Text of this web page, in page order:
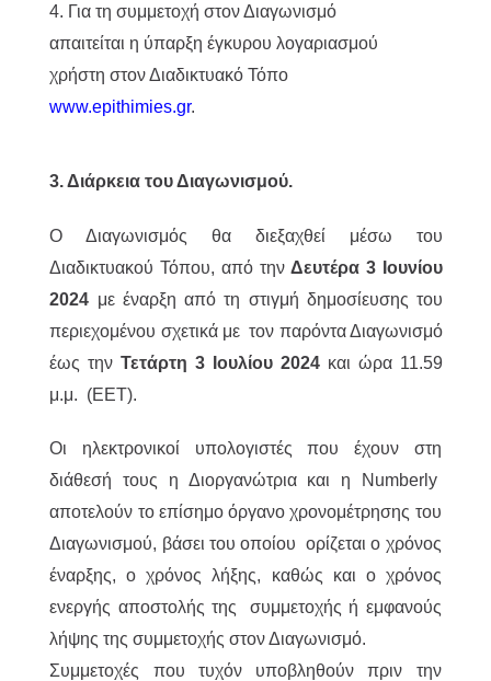
4. Για τη συμμετοχή στον Διαγωνισμό
απαιτείται η ύπαρξη έγκυρου λογαριασμού
χρήστη στον Διαδικτυακό Τόπο
www.epithimies.gr.
3. Διάρκεια του Διαγωνισμού.
Ο Διαγωνισμός θα διεξαχθεί μέσω του
Διαδικτυακού Τόπου, από τηνΔευτέρα 3 Ιουνίου
2024 με έναρξη από τη στιγμή δημοσίευσης του
περιεχομένου σχετικά με τον παρόντα Διαγωνισμό
έως τηνΤετάρτη 3 Ιουλίου 2024 και ώρα 11.59
μ.μ. (EET).
Οι ηλεκτρονικοί υπολογιστές που έχουν στη
διάθεσή τους η Διοργανώτρια και η Numberly
αποτελούν το επίσημο όργανο χρονομέτρησης του
Διαγωνισμού, βάσει του οποίου ορίζεται ο χρόνος
έναρξης, ο χρόνος λήξης, καθώς και ο χρόνος
ενεργής αποστολής της συμμετοχής ή εμφανούς
λήψης της συμμετοχής στον Διαγωνισμό.
Συμμετοχές που τυχόν υποβληθούν πριν την